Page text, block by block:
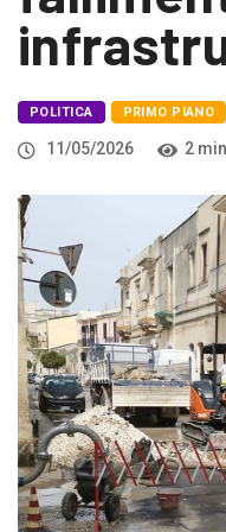
POLITICA PRIMO PIANO
11/05/2026
2